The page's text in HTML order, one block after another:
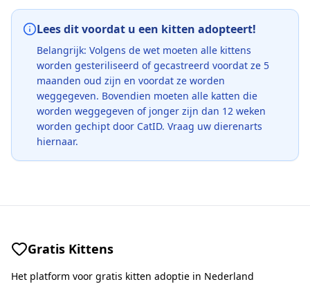
Lees dit voordat u een kitten adopteert!
Belangrijk: Volgens de wet moeten alle kittens
worden gesteriliseerd of gecastreerd voordat ze 5
maanden oud zijn en voordat ze worden
weggegeven. Bovendien moeten alle katten die
worden weggegeven of jonger zijn dan 12 weken
worden gechipt door CatID. Vraag uw dierenarts
hiernaar.
Gratis Kittens
Het platform voor gratis kitten adoptie in Nederland